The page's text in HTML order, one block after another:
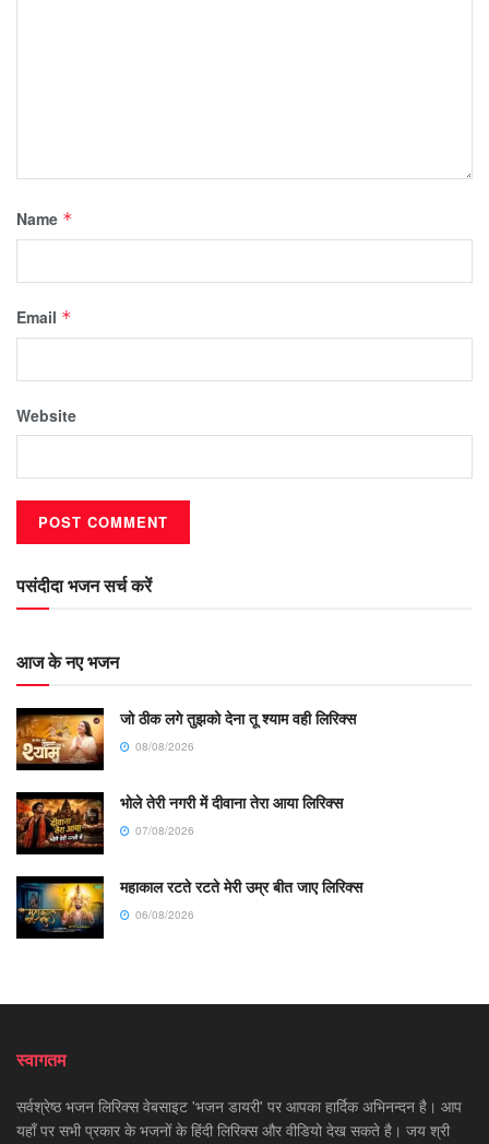
Name *
Email *
Website
पसंदीदा भजन सर्च करें
आज के नए भजन
जो ठीक लगे तुझको देना तू श्याम वही लिरिक्स
08/08/2026
भोले तेरी नगरी में दीवाना तेरा आया लिरिक्स
07/08/2026
महाकाल रटते रटते मेरी उम्र बीत जाए लिरिक्स
06/08/2026
स्वागतम
सर्वश्रेष्ठ भजन लिरिक्स वेबसाइट 'भजन डायरी' पर आपका हार्दिक अभिनन्दन है। आप
यहाँ पर सभी प्रकार के भजनों के हिंदी लिरिक्स और वीडियो देख सकते है। जय श्री